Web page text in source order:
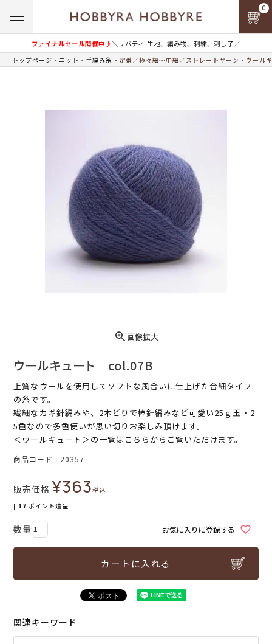
ファイナルセール開催中♪＼リバティ 生地、編み物、刺繍、刺し子／
0
トップページ ニット 手編み糸 定番／極々細～中細／ストレートヤーン ウール
画像拡大
ウールキュート col.07B
上質なウールを使用してソフトな風合いに仕上げた合細タイプ
の糸です。
繊細なカギ針編みや、2本どりで棒針編みなど可愛い25ｇ玉・2
5色なので多色使いが思い切りお楽しみ頂けます。
＜ウールキュート＞の一覧はこちらからご覧いただけます。
商品コード 20357
販売価格 ¥363税込
[ 17 ポイント進呈 ]
お気に入りに登録する
カートに入れる
関連キーワード